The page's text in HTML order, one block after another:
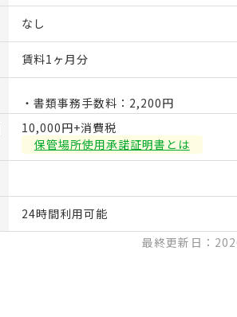
なし
賃料1ヶ月分
・書類事務手数料：2,200円
10,000円+消費税
保管場所使用承諾証明書とは
24時間利用可能
最終更新日：